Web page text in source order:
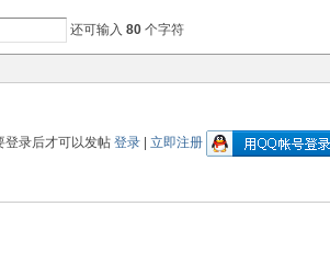
还可输入 80 个字符
登录后才可以发帖 登录| 立即注册